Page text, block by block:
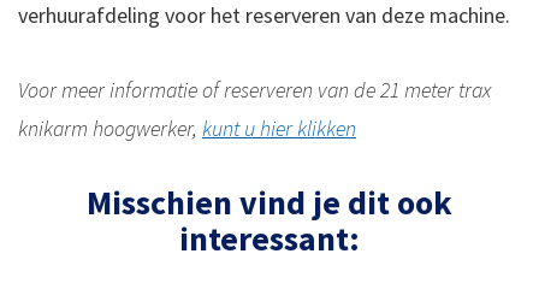
verhuurafdeling voor het reserveren van deze machine.
Voor meer informatie of reserveren van de 21 meter trax
knikarm hoogwerker, kunt u hier klikken
Misschien vind je dit ook
interessant: